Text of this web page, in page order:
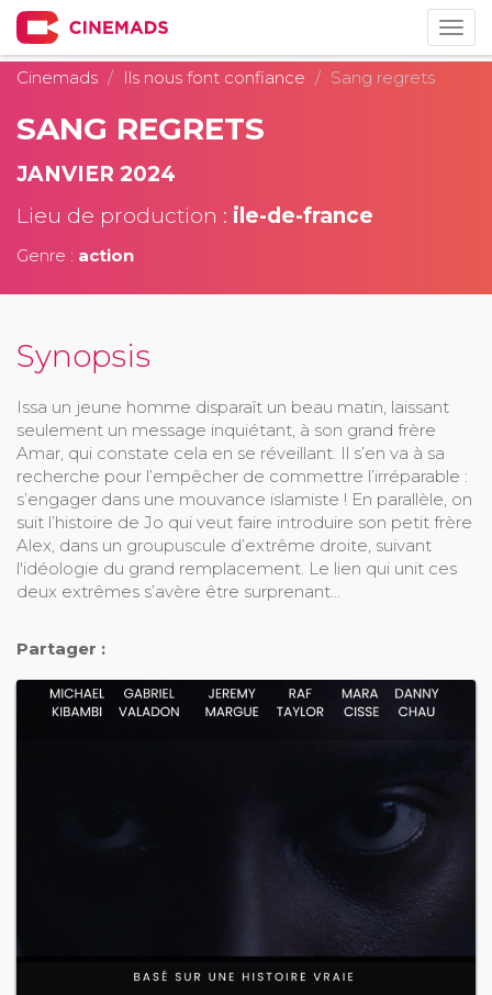
Cinemads
Ils nous font confiance Sang regrets
SANG REGRETS
JANVIER 2024
Lieu de production : ile-de-france
Genre : action
Synopsis
Issa un jeune homme disparaît un beau matin, laissant
seulement un message inquiétant, à son grand frère
Amar, qui constate cela en se réveillant. Il s’en va à sa
recherche pour l’empêcher de commettre l’irréparable :
s’engager dans une mouvance islamiste ! En parallèle, on
suit l’histoire de Jo qui veut faire introduire son petit frère
Alex, dans un groupuscule d’extrême droite, suivant
l'idéologie du grand remplacement. Le lien qui unit ces
deux extrêmes s’avère être surprenant...
Partager :